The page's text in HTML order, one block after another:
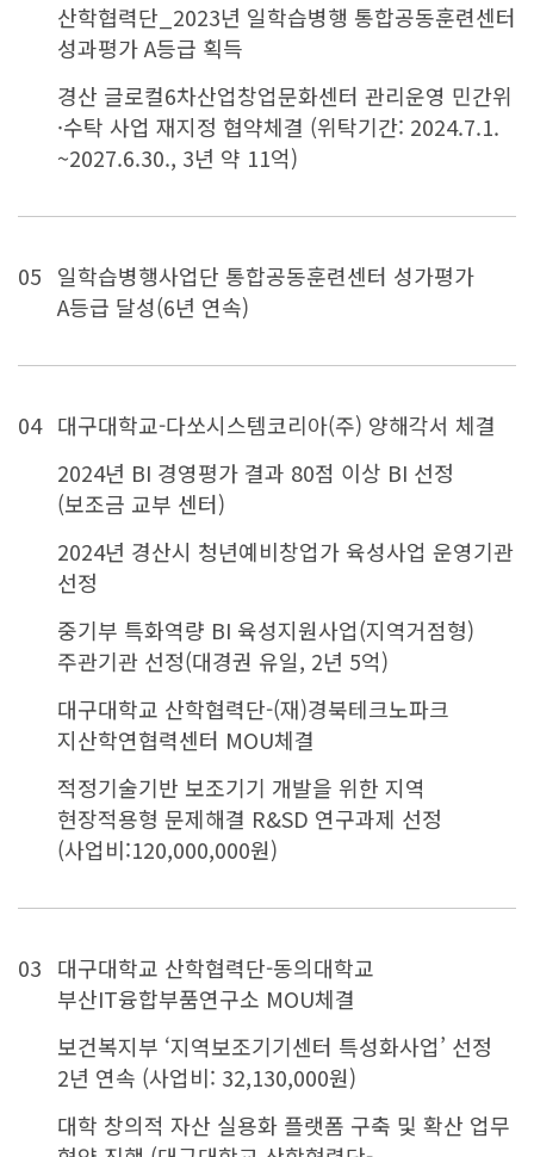
산학협력단_2023년 일학습병행 통합공동훈련센터
성과평가 A등급 획득
경산 글로컬6차산업창업문화센터 관리운영 민간위
·수탁 사업 재지정 협약체결 (위탁기간: 2024.7.1.
~2027.6.30., 3년 약 11억)
05 일학습병행사업단 통합공동훈련센터 성가평가
A등급 달성(6년 연속)
04 대구대학교-다쏘시스템코리아(주) 양해각서 체결
2024년 BI 경영평가 결과 80점 이상 BI 선정
(보조금 교부 센터)
2024년 경산시 청년예비창업가 육성사업 운영기관
선정
중기부 특화역량 BI 육성지원사업(지역거점형)
주관기관 선정(대경권 유일, 2년 5억)
대구대학교 산학협력단-(재)경북테크노파크
지산학연협력센터 MOU체결
적정기술기반 보조기기 개발을 위한 지역
현장적용형 문제해결 R&SD 연구과제 선정
(사업비:120,000,000원)
03 대구대학교 산학협력단-동의대학교
부산IT융합부품연구소 MOU체결
보건복지부 ‘지역보조기기센터 특성화사업’ 선정
2년 연속 (사업비: 32,130,000원)
대학 창의적 자산 실용화 플랫폼 구축 및 확산 업무